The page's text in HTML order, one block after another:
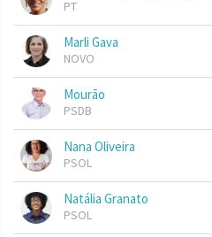
PT
Marli Gava
NOVO
Mourão
PSDB
Nana Oliveira
PSOL
Natália Granato
PSOL